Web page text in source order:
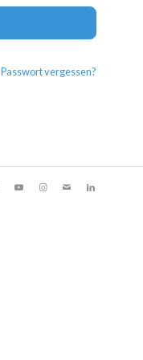
Passwort vergessen?